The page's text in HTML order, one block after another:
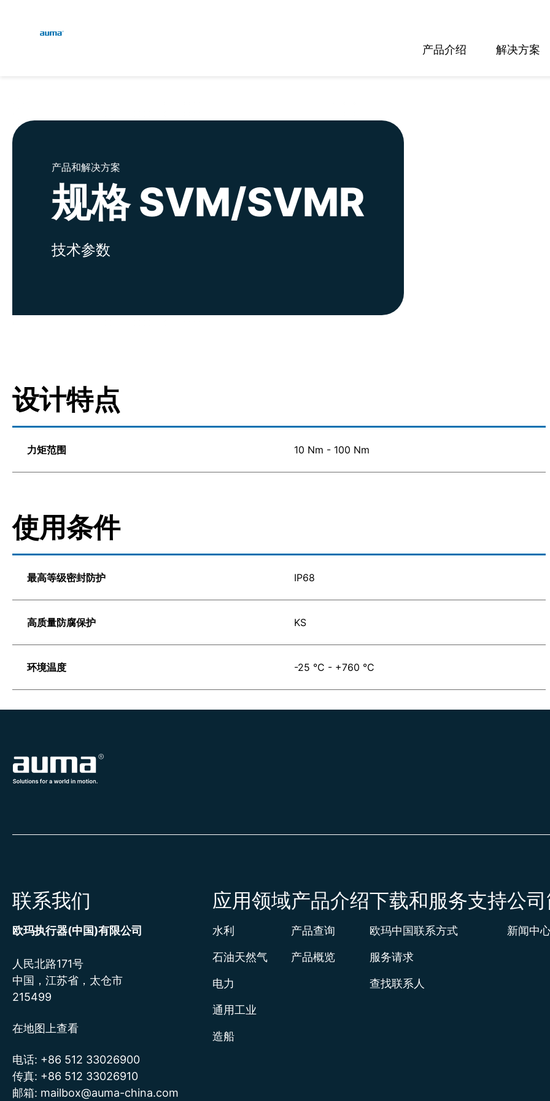
产品介绍 解决方案
欧洲
亚太地区
北美
产品和解决方案
规格 SVM/SVMR
技术参数
设计特点
力矩范围 10 Nm - 100 Nm
使用条件
最高等级密封防护 IP68
高质量防腐保护 KS
环境温度 -25 °C - +760 °C
联系我们
欧玛执行器(中国)有限公司
人民北路171号
中国，江苏省，太仓市
215499
在地图上查看
电话: +86 512 33026900
传真: +86 512 33026910
邮箱: mailbox@auma-china.com
应用领域
水利
石油天然气
电力
通用工业
造船
产品介绍
产品查询
产品概览
下载和服务支持
欧玛中国联系方式
服务请求
查找联系人
公
新闻中